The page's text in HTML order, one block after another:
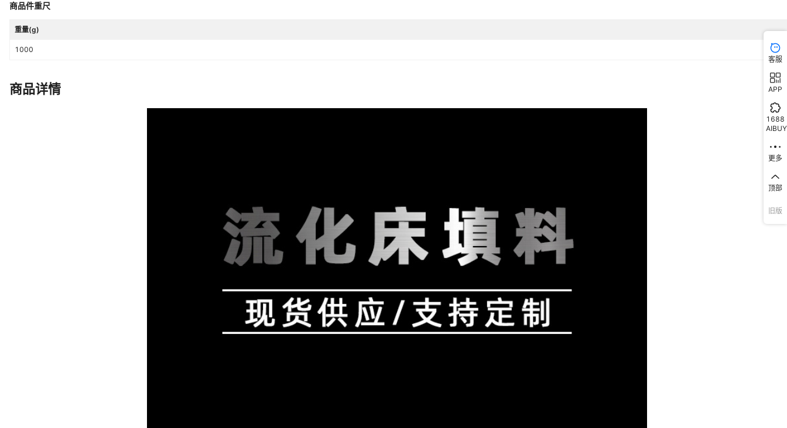
商品件重尺
重量(g)
1000
商品详情
客服
APP
1688
AIBUY
更多
顶部
旧版